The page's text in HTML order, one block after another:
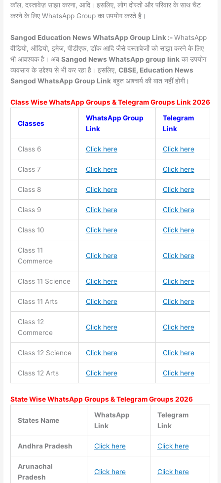
कॉल, दस्तावेज़ साझा करना, आदि। इसलिए, लोग दोस्तों और परिवार के साथ चैट
करने के लिए WhatsApp Group का उपयोग करते हैं।
Sangod Education News WhatsApp Group Link :-WhatsApp
वीडियो, ऑडियो, इमेज, पीडीएफ, डॉक आदि जैसे दस्तावेजों को साझा करने के लिए
भी आवश्यक है। अबSangod NewsWhatsApp group link का उपयोग
व्यवसाय के उद्देश्य से भी कर रहा है। इसलिए,CBSE, Education News
Sangod WhatsApp Group Link बहुत आश्चर्य की बात नहीं होगी।
Class Wise WhatsApp Groups & Telegram Groups Link 2026
Classes
WhatsApp Group
Link
Telegram
Link
Class 6 Click here Click here
Class 7 Click here Click here
Class 8 Click here Click here
Class 9 Click here Click here
Class 10 Click here Click here
Class 11
Commerce
Click here Click here
Class 11 Science Click here Click here
Class 11 Arts Click here Click here
Class 12
Commerce
Click here Click here
Class 12 Science Click here Click here
Class 12 Arts Click here Click here
State Wise WhatsApp Groups & Telegram Groups 2026
States Name
WhatsApp
Link
Telegram
Link
Andhra Pradesh Click here Click here
Arunachal
Pradesh
Click here Click here